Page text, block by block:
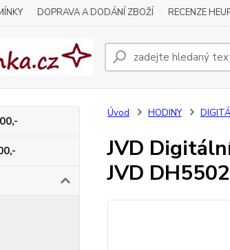
DOPRAVA A DODÁNÍ ZBOŽÍ RECENZE
Úvod HODINY
JVD
JVD